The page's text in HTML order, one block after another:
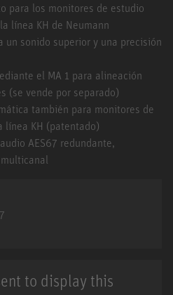
para los monitores de estudio
línea KH de Neumann
un sonido superior y una precisión
el MA 1 para alineación
(se vende por separado)
también para monitores de
línea KH (patentado)
AES67 redundante,
to display this